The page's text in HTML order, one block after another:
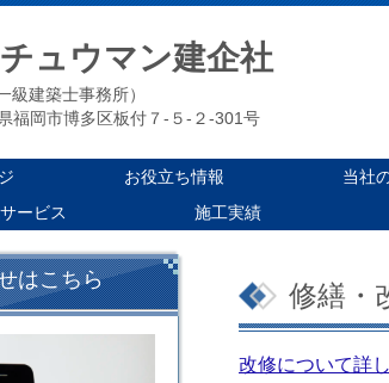
ュウマン建企社
級建築士事務所）
岡市博多区板付７-５-２-301号
お役立ち情報 当社
ービス
施工実績
修繕・
改修について詳
はこちら